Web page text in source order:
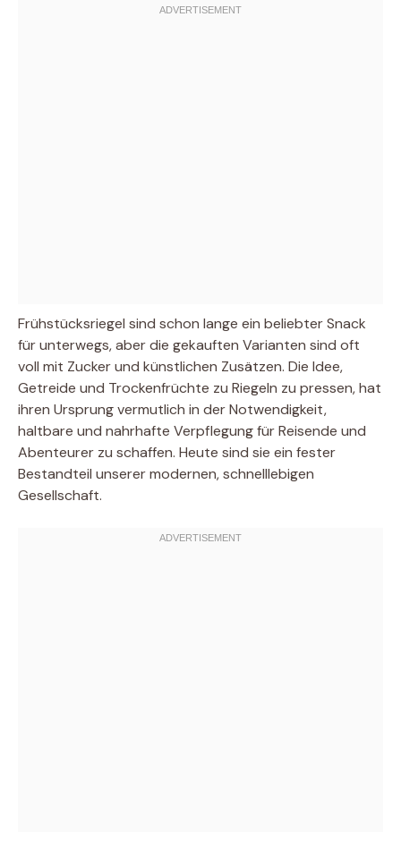
Frühstücksriegel sind schon lange ein beliebter Snack
für unterwegs, aber die gekauften Varianten sind oft
voll mit Zucker und künstlichen Zusätzen. Die Idee,
Getreide und Trockenfrüchte zu Riegeln zu pressen, hat
ihren Ursprung vermutlich in der Notwendigkeit,
haltbare und nahrhafte Verpflegung für Reisende und
Abenteurer zu schaffen. Heute sind sie ein fester
Bestandteil unserer modernen, schnelllebigen
Gesellschaft.